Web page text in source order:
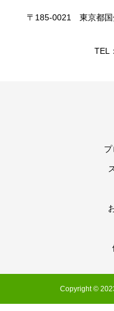
〒185-0021 東京都国
TEL
Copyright ©